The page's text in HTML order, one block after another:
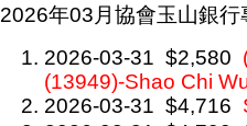
2026年03月 協會玉山銀
2026-03-31 $2,580
(13949)-Shao Chi
2026-03-31 $4,716